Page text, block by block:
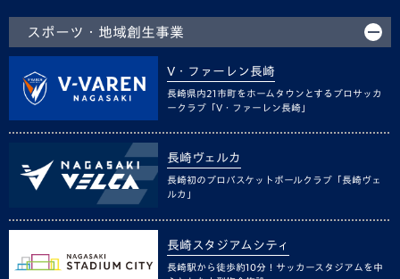
スポーツ・地域創生事業
V・ファーレン長崎
長崎県内21市町をホームタウンとするプロサッカ
ークラブ「V・ファーレン長崎」
長崎ヴェルカ
長崎初のプロバスケットボールクラブ「長崎ヴェ
ルカ」
長崎スタジアムシティ
長崎駅から徒歩約10分！サッカースタジアムを中